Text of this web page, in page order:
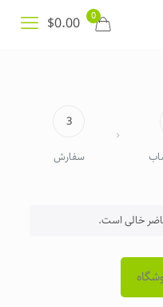
0
$0.00
3
سفارش
خالی است.